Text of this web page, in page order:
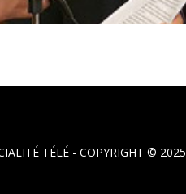
TÉLÉ - COPYRIGHT © 2025